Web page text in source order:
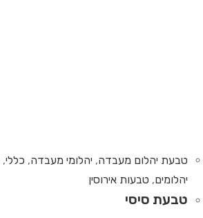
טבעת יהלום מעבדה, יהלומי מעבדה, כללי,
יהלומים, טבעות אירוסין
טבעת סיסי